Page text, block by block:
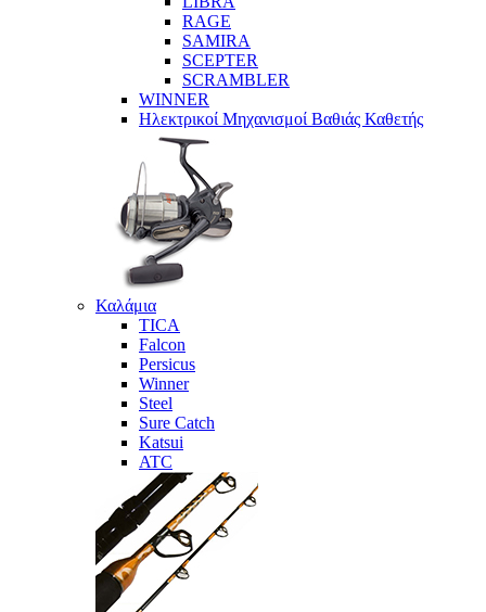
RAGE
SAMIRA
SCEPTER
SCRAMBLER
WINNER
Ηλεκτρικοί Μηχανισμοί Βαθιάς Καθετής
Καλάμια
TICA
Falcon
Persicus
Winner
Steel
Sure Catch
Katsui
ATC